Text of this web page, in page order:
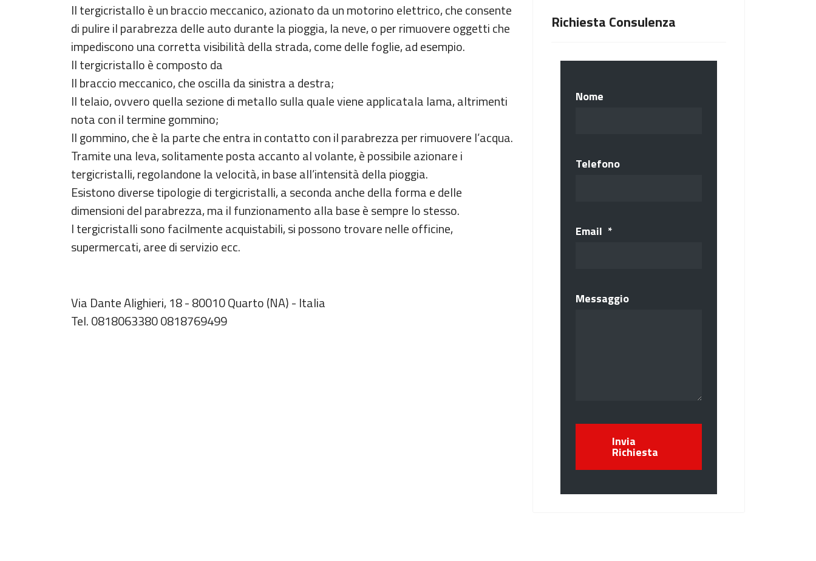
Il tergicristallo è un braccio meccanico, azionato da un motorino elettrico, che consente
di pulire il parabrezza delle auto durante la pioggia, la neve, o per rimuovere oggetti che
impediscono una corretta visibilità della strada, come delle foglie, ad esempio.
Il tergicristallo è composto da
Il braccio meccanico, che oscilla da sinistra a destra;
Il telaio, ovvero quella sezione di metallo sulla quale viene applicatala lama, altrimenti
nota con il termine gommino;
Il gommino, che è la parte che entra in contatto con il parabrezza per rimuovere l’acqua.
Tramite una leva, solitamente posta accanto al volante, è possibile azionare i
tergicristalli, regolandone la velocità, in base all’intensità della pioggia.
Esistono diverse tipologie di tergicristalli, a seconda anche della forma e delle
dimensioni del parabrezza, ma il funzionamento alla base è sempre lo stesso.
I tergicristalli sono facilmente acquistabili, si possono trovare nelle officine,
supermercati, aree di servizio ecc.
Via Dante Alighieri, 18 - 80010 Quarto (NA) - Italia
Tel. 0818063380 0818769499
Richiesta Consulenza
Nome
Telefono
Email *
Messaggio
Invia
Richiesta